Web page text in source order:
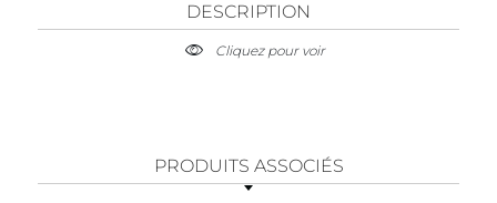
DESCRIPTION
Cliquez pour voir
PRODUITS ASSOCIÉS